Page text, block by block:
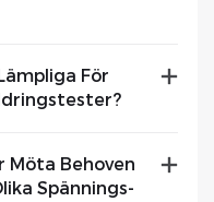
För
Möta Behoven
Spännings-